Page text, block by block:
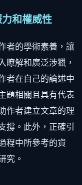
和權威性
者的學術素養，讓
瞭解和廣泛涉獵，
者在自己的論述中
題相關且具有代表
作者建立文章的理
撐。此外，正確引
程中所參考的資
究。